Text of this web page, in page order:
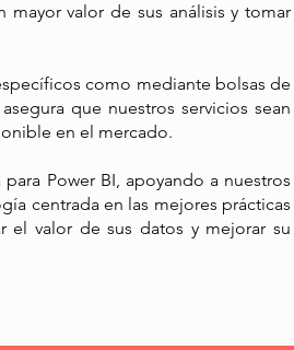
valor de sus análisis y tomar
como mediante bolsas de
que nuestros servicios sean
en el mercado.
Power BI, apoyando a nuestros
centrada en las mejores prácticas
el valor de sus datos y mejorar su